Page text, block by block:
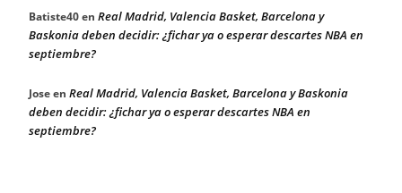
Batiste40en Real Madrid, Valencia Basket, Barcelona y
Baskonia deben decidir: ¿fichar ya o esperar descartes NBA en
septiembre?
Joseen Real Madrid, Valencia Basket, Barcelona y Baskonia
deben decidir: ¿fichar ya o esperar descartes NBA en
septiembre?